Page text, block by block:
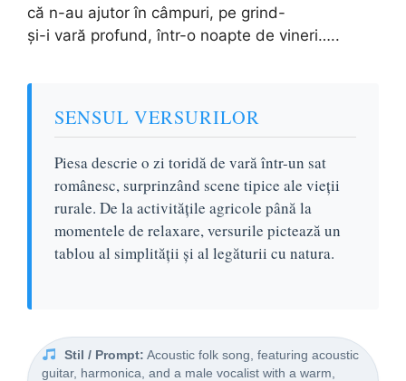
că n-au ajutor în câmpuri, pe grind-
și-i vară profund, într-o noapte de vineri…..
SENSUL VERSURILOR
Piesa descrie o zi toridă de vară într-un sat
românesc, surprinzând scene tipice ale vieții
rurale. De la activitățile agricole până la
momentele de relaxare, versurile pictează un
tablou al simplității și al legăturii cu natura.
Stil / Prompt: Acoustic folk song, featuring acoustic
guitar, harmonica, and a male vocalist with a warm,